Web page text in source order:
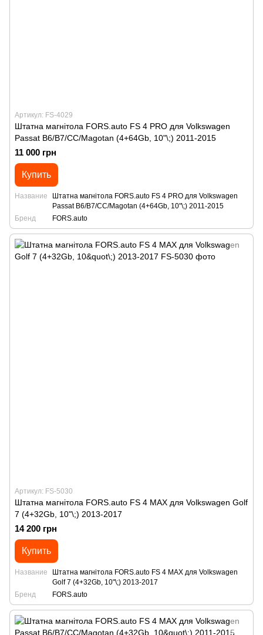
Артикул: FS-4029
Штатна магнітола FORS.auto FS 4 PRO для Volkswagen
Passat B6/B7/CC/Magotan (4+64Gb, 10"\;) 2011-2015
11 000 грн
Купить
Название
Штатна магнітола FORS.auto FS 4 PRO для Volkswagen
Passat B6/B7/CC/Magotan (4+64Gb, 10"\;) 2011-2015
Бренд
FORS.auto
Артикул: FS-5030
Штатна магнітола FORS.auto FS 4 MAX для Volkswagen Golf
7 (4+32Gb, 10"\;) 2013-2017
14 200 грн
Купить
Название
Штатна магнітола FORS.auto FS 4 MAX для Volkswagen
Golf 7 (4+32Gb, 10"\;) 2013-2017
Бренд
FORS.auto